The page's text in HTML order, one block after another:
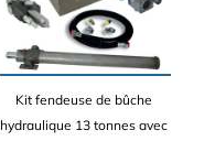
Kit fendeuse de bûche
hydraulique 13 tonnes avec